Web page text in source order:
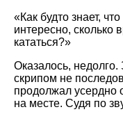
Как будто знает,
интересно, сколько
кататься?
Оказалось,
скрипом не
продолжал усердно
на месте. Судя по